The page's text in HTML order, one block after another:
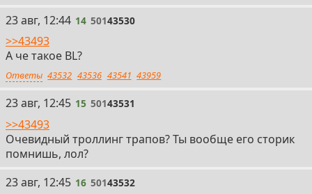
14
23 авг, 12:44 14 50143530
>>43493
А че такое BL?
Ответы 43532 43536 43541 43959
15
23 авг, 12:45 15 50143531
>>43493
Очевидный троллинг трапов? Ты вообще его сторик
помнишь, лол?
16
23 авг, 12:45 16 50143532